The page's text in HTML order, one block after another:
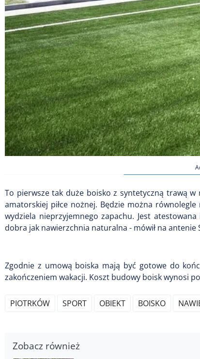
To pierwsze tak duże boisko z syntetyczną trawą
amatorskiej piłce nożnej. Będzie można
wydziela nieprzyjemnego zapachu. Jest
dobra jak nawierzchnia naturalna - mówił na
Zgodnie z umową boiska mają być gotowe do
zakończeniem wakacji. Koszt budowy boisk wynosi
PIOTRKÓW SPORT OBIEKT BOISKO
Zobacz również